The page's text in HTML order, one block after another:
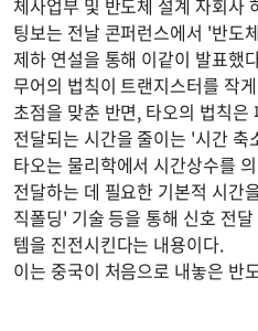
체사업부 및 반도체 설계 자회사
팅보는 전날 콘퍼런스에서 '반도
제하 연설을 통해 이같이 발표했
무어의 법칙이 트랜지스터를 작
초점을 맞춘 반면, 타오의 법칙
전달되는 시간을 줄이는 '시간 축
타오는 물리학에서 시간상수를
전달하는 데 필요한 기본적 시간
직폴딩' 기술 등을 통해 신호 전
템을 진전시킨다는 내용이다.
이는 중국이 처음으로 내놓은 반